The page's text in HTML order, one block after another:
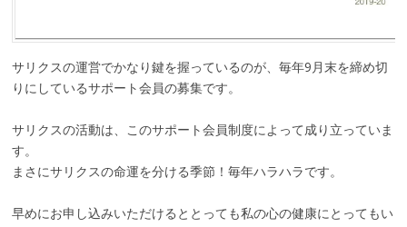
サリクスの運営でかなり鍵を握っているのが、毎年9月末を締め切
りにしているサポート会員の募集です。
サリクスの活動は、このサポート会員制度によって成り立っていま
す。
まさにサリクスの命運を分ける季節！毎年ハラハラです。
早めにお申し込みいただけるととっても私の心の健康にとってもい